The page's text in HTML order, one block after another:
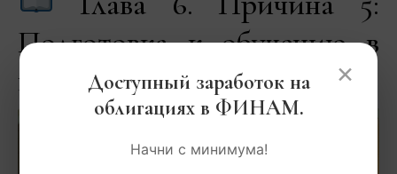
Подготовка к обучению в
школе
×
Доступный заработок на
облигациях в ФИНАМ.
Начни с минимума!